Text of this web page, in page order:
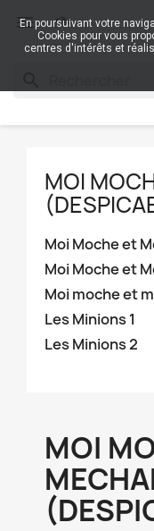

MOI
Moi Moche et
Moi Moche et
Moi moche et
Les Minions 1
Les Minions 2
MOI
En poursuivant votre
Cookies pour vous
centres d'intérêts et